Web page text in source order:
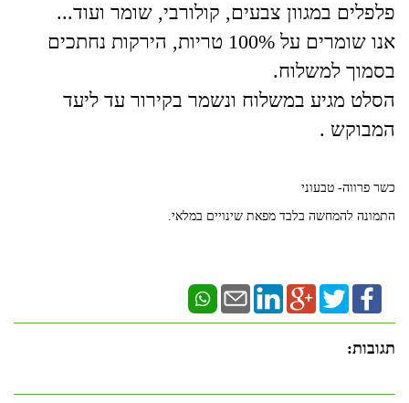
פלפלים במגוון צבעים, קולורבי, שומר ועוד...
אנו שומרים על 100% טריות, הירקות נחתכים
בסמוך למשלוח.
הסלט מגיע במשלוח ונשמר בקירור עד ליעד
המבוקש .
כשר פרווה- טבעוני
התמונה להמחשה בלבד מפאת שינויים במלאי.
תגובות: